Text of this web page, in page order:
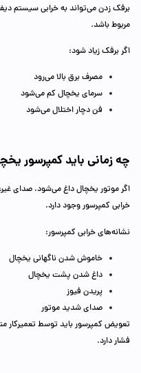
برفک زدن می‌تواند به خرابی سیستم
مربوط باشد.
اگر برفک زیاد شود:
مصرف برق بالا می‌رود
سرمای یخچال کم می‌شود
فن دچار اختلال می‌شود
چه زمانی باید کمپرسور
اگر موتور یخچال داغ می‌شود، صدای
خرابی کمپرسور وجود دارد.
نشانه‌های خرابی کمپرسور:
خاموش شدن ناگهانی یخچال
داغ شدن پشت یخچال
پریدن فیوز
صدای شدید موتور
تعویض کمپرسور باید توسط تعمیرکار
فشار دارد.